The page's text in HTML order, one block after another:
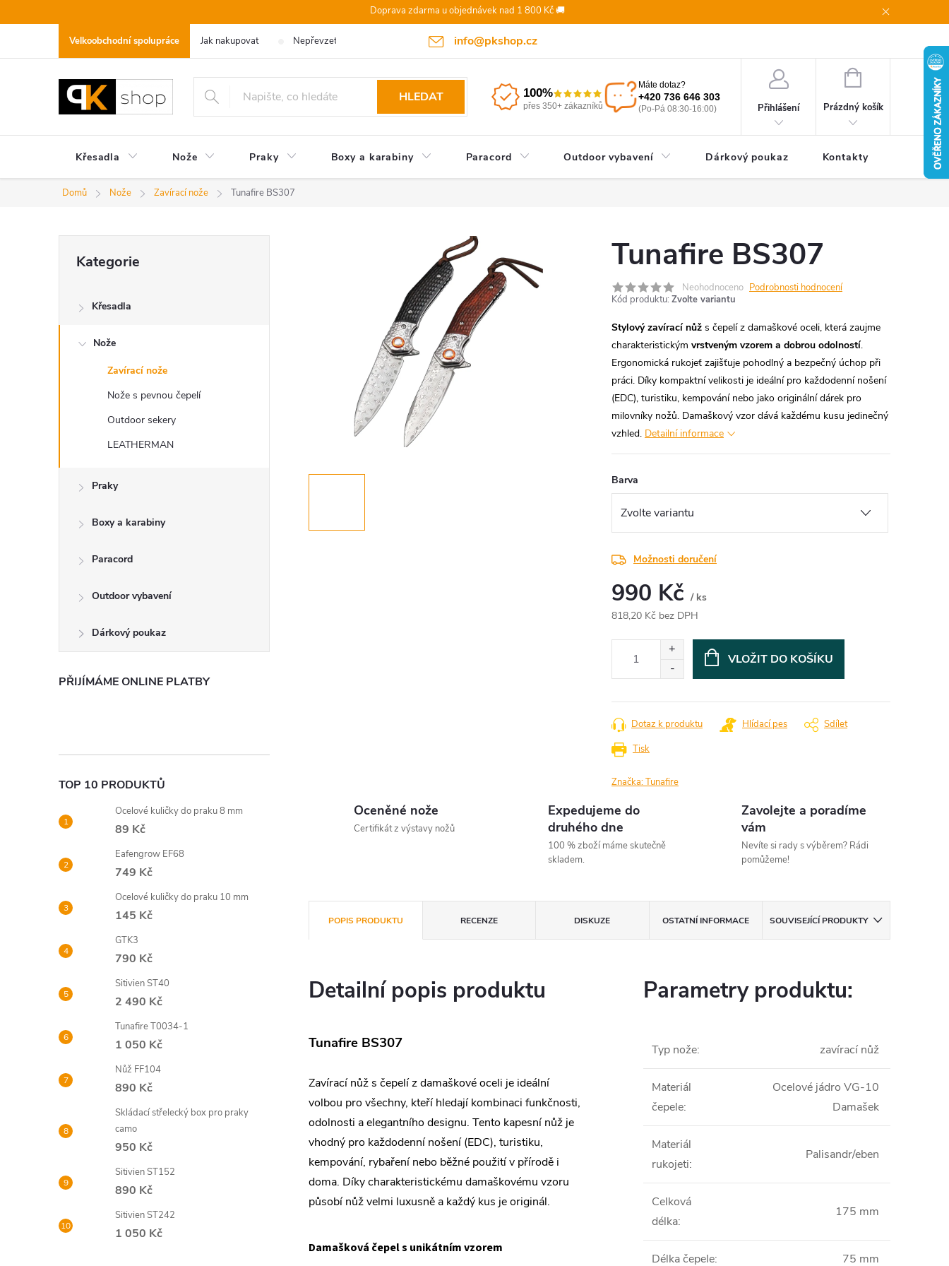
na
Doprava zdarma u objednávek nad 1 800 Kč 🚚
info@pkshop.cz
Velkoobchodní spolupráce Jak nakupovat Nepřevzetí objednávky/zrušení po odeslání Doprava a platba
HLEDAT 100%
přes 350+ zákazníků
Máte dotaz?
+420 736 646 303
(Po-Pá 08:30-16:00) Přihlášení
NÁKUPNÍ
Prázdný košík
Křesadla Nože Praky Boxy a karabiny Paracord Outdoor vybavení Dárkový poukaz Kontakty
Domů Nože Zavírací nože Tunafire BS307
s
n
e
kategorie
Kategorie
Křesadla
Nože
Zavírací nože
Nože s pevnou čepelí
Outdoor sekery
LEATHERMAN
Praky
Boxy a karabiny
Paracord
Outdoor vybavení
Dárkový poukaz
PŘIJÍMÁME ONLINE PLATBY
TOP 10 PRODUKTŮ
Ocelové kuličky do praku 8 mm
89 Kč
Eafengrow EF68
749 Kč
Ocelové kuličky do praku 10 mm
145 Kč
GTK3
790 Kč
Sitivien ST40
2 490 Kč
Tunafire T0034-1
1 050 Kč
Nůž FF104
890 Kč
Skládací střelecký box pro praky
camo
950 Kč
Sitivien ST152
890 Kč
Sitivien ST242
1 050 Kč
Tunafire BS307
Neohodnoceno Podrobnosti hodnocení
Kód produktu: Zvolte variantu
Stylový zavírací nůž s čepelí z damaškové oceli, která zaujme
charakteristickým vrstveným vzorem a dobrou odolností.
Ergonomická rukojeť zajišťuje pohodlný a bezpečný úchop při
práci. Díky kompaktní velikosti je ideální pro každodenní nošení
(EDC), turistiku, kempování nebo jako originální dárek pro
milovníky nožů. Damaškový vzor dává každému kusu jedinečný
vzhled. Detailní informace
Barva
Možnosti doručení
990 Kč / ks
818,20 Kč bez DPH
VLOŽIT DO KOŠÍKU
Tisk
Dotaz k produktu Hlídací pes Sdílet
Značka:Tunafire
Oceněné nože
Certifikát z výstavy nožů
Expedujeme do
druhého dne
100 % zboží máme skutečně
skladem.
Zavolejte a poradíme
vám
Nevíte si rady s výběrem? Rádi
pomůžeme!
POPIS PRODUKTU RECENZE DISKUZE OSTATNÍ INFORMACE SOUVISEJÍCÍ PRODUKTY
Detailní popis produktu
Tunafire BS307
Zavírací nůž s čepelí z damaškové oceli je ideální
volbou pro všechny, kteří hledají kombinaci funkčnosti,
odolnosti a elegantního designu. Tento kapesní nůž je
vhodný pro každodenní nošení (EDC), turistiku,
kempování, rybaření nebo běžné použití v přírodě i
doma. Díky charakteristickému damaškovému vzoru
působí nůž velmi luxusně a každý kus je originál.
Damašková čepel s unikátním vzorem
Parametry produktu:
Typ nože: zavírací nůž
Materiál
čepele:
Ocelové jádro VG-10
Damašek
Materiál
rukojeti:
Palisandr/eben
Celková
délka:
175 mm
Délka čepele: 75 mm